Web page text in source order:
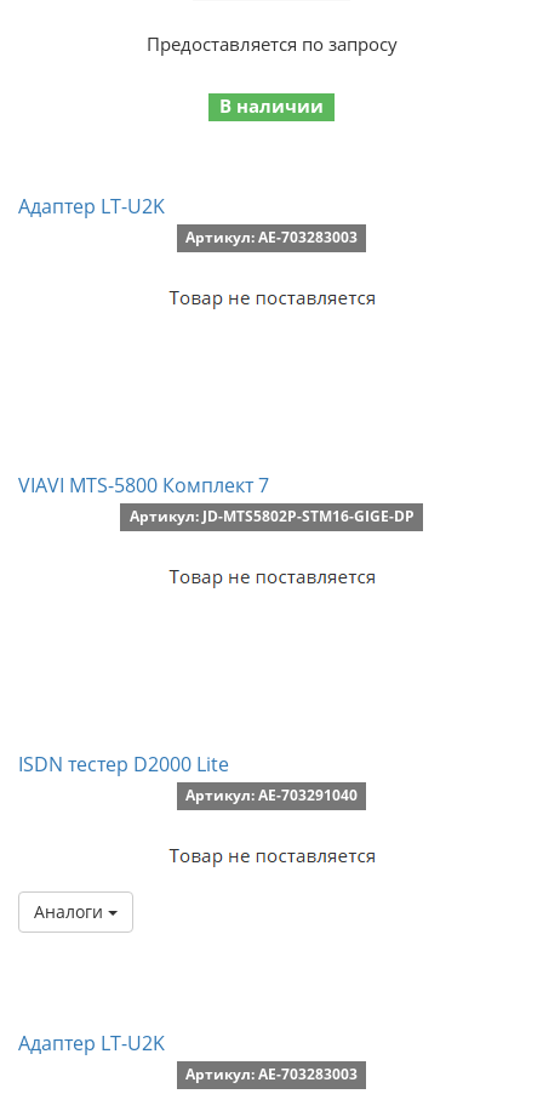
Предоставляется по запросу
В наличии
Адаптер LT-U2K
Артикул: AE-703283003
VIAVI MTS-5800 Комплект 7
Артикул: JD-MTS5802P-STM16-GIGE-DP
ISDN тестер D2000 Lite
Артикул: AE-703291040
Аналоги
Адаптер LT-U2K
Артикул: AE-703283003